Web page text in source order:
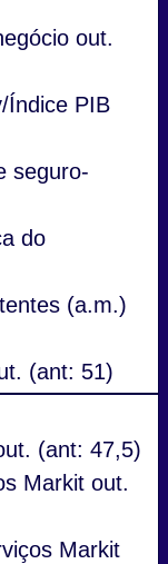
out.
Índice PIB
seguro-
do
(a.m.)
(ant: 51)
(ant: 47,5)
Markit out.
Markit